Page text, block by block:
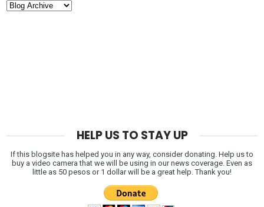
HELP US TO STAY UP
If this blogsite has helped you in any way, consider donating. Help us to
buy a video camera that we will be using in our news coverage. Even as
little as 50 pesos or 1 dollar will be a great help. Thank you!